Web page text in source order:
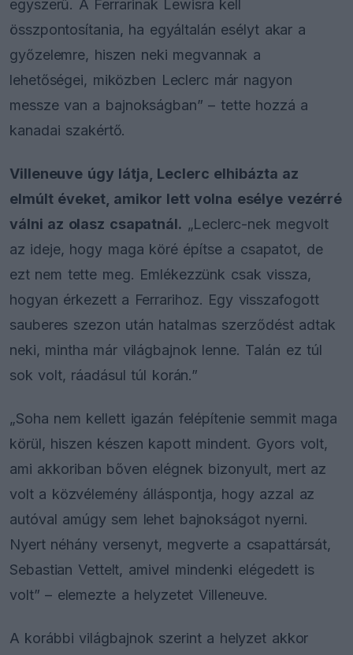
egyszerű. A Ferrarinak Lewisra kell
összpontosítania, ha egyáltalán esélyt akar a
győzelemre, hiszen neki megvannak a
lehetőségei, miközben Leclerc már nagyon
messze van a bajnokságban” – tette hozzá a
kanadai szakértő.
Villeneuve úgy látja, Leclerc elhibázta az
elmúlt éveket, amikor lett volna esélye vezérré
válni az olasz csapatnál. „Leclerc-nek megvolt
az ideje, hogy maga köré építse a csapatot, de
ezt nem tette meg. Emlékezzünk csak vissza,
hogyan érkezett a Ferrarihoz. Egy visszafogott
sauberes szezon után hatalmas szerződést adtak
neki, mintha már világbajnok lenne. Talán ez túl
sok volt, ráadásul túl korán.”
„Soha nem kellett igazán felépítenie semmit maga
körül, hiszen készen kapott mindent. Gyors volt,
ami akkoriban bőven elégnek bizonyult, mert az
volt a közvélemény álláspontja, hogy azzal az
autóval amúgy sem lehet bajnokságot nyerni.
Nyert néhány versenyt, megverte a csapattársát,
Sebastian Vettelt, amivel mindenki elégedett is
volt” – elemezte a helyzetet Villeneuve.
A korábbi világbajnok szerint a helyzet akkor